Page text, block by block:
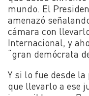
mundo. El
amenazó
cámara con
Internacional, y
“gran demócrata
Y si lo fue desde
que llevarlo a ese